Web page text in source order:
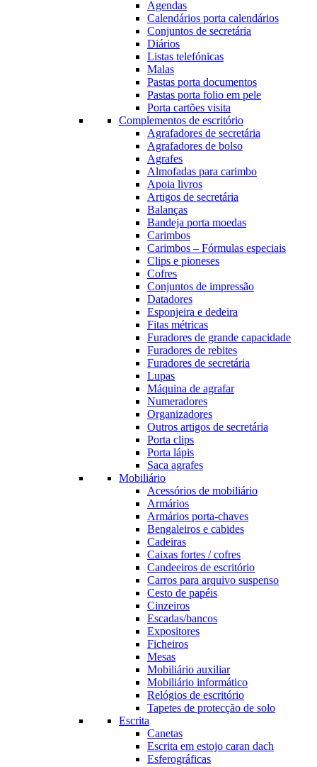
Agendas
Calendários porta calendários
Conjuntos de secretária
Diários
Listas telefónicas
Malas
Pastas porta documentos
Pastas porta folio em pele
Porta cartões visita
Complementos de escritório
Agrafadores de secretária
Agrafadores de bolso
Agrafes
Almofadas para carimbo
Apoia livros
Artigos de secretária
Balanças
Bandeja porta moedas
Carimbos
Carimbos – Fórmulas especiais
Clips e pioneses
Cofres
Conjuntos de impressão
Datadores
Esponjeira e dedeira
Fitas métricas
Furadores de grande capacidade
Furadores de rebites
Furadores de secretária
Lupas
Máquina de agrafar
Numeradores
Organizadores
Outros artigos de secretária
Porta clips
Porta lápis
Saca agrafes
Mobiliário
Acessórios de mobiliário
Armários
Armários porta-chaves
Bengaleiros e cabides
Cadeiras
Caixas fortes / cofres
Candeeiros de escritório
Carros para arquivo suspenso
Cesto de papéis
Cinzeiros
Escadas/bancos
Expositores
Ficheiros
Mesas
Mobiliário auxiliar
Mobiliário informático
Relógios de escritório
Tapetes de protecção de solo
Escrita
Canetas
Escrita em estojo caran dach
Esferográficas